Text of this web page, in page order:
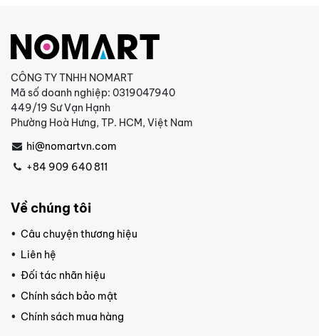
CÔNG TY TNHH NOMART
Mã số doanh nghiệp: 0319047940
449/19 Sư Vạn Hạnh
Phường Hoà Hưng, TP. HCM, Việt Nam
hi@nomartvn.com
+84 909 640 811
Về chúng tôi
Câu chuyện thương hiệu
Liên hệ
Đối tác nhãn hiệu
Chính sách bảo mật
Chính sách mua hàng